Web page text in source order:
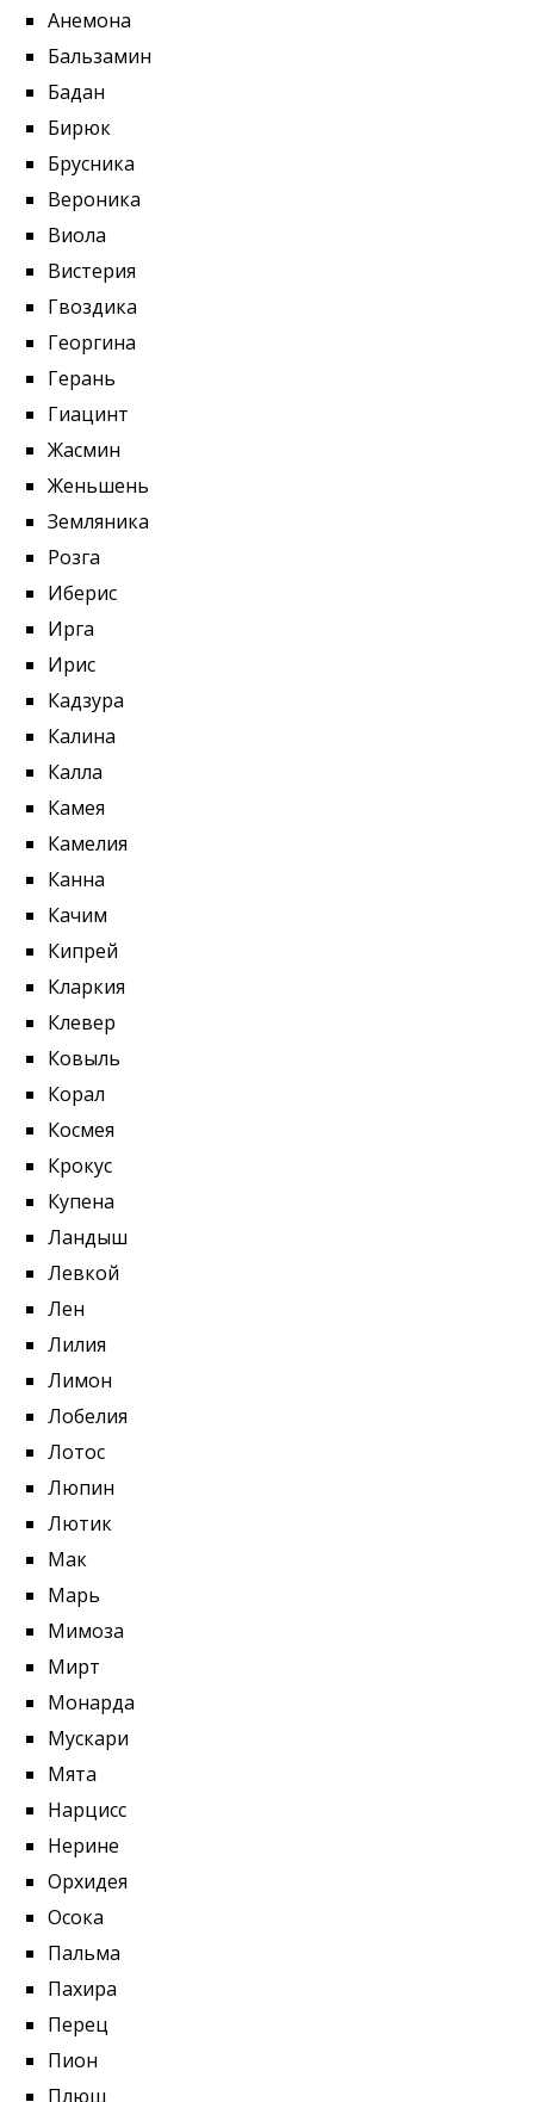
Анемона
Бальзамин
Бадан
Бирюк
Брусника
Вероника
Виола
Вистерия
Гвоздика
Георгина
Герань
Гиацинт
Жасмин
Женьшень
Земляника
Розга
Иберис
Ирга
Ирис
Кадзура
Калина
Калла
Камея
Камелия
Канна
Качим
Кипрей
Кларкия
Клевер
Ковыль
Корал
Космея
Крокус
Купена
Ландыш
Левкой
Лен
Лилия
Лимон
Лобелия
Лотос
Люпин
Лютик
Мак
Марь
Мимоза
Мирт
Монарда
Мускари
Мята
Нарцисс
Нерине
Орхидея
Осока
Пальма
Пахира
Перец
Пион
Плющ